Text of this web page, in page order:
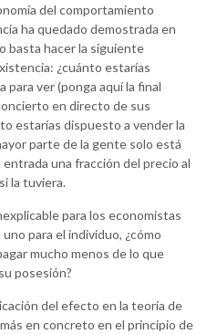
del comportamiento
ha quedado demostrada en
basta hacer la siguiente
¿cuánto estarías
para ver (ponga aquí la final
en directo de sus
estarías dispuesto a vender la
parte de la gente solo está
una fracción del precio al
la tuviera.
para los economistas
para el individuo, ¿cómo
mucho menos de lo que
posesión?
del efecto en la teoría de
en concreto en el principio de